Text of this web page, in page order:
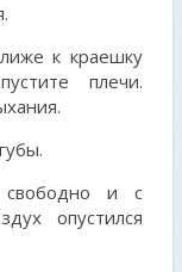
к краешку
плечи.
свободно и с
опустился